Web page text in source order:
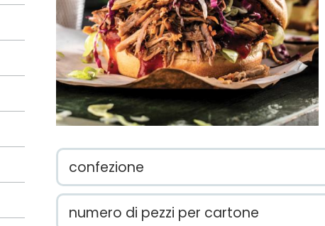
confezione
numero di pezzi per cartone